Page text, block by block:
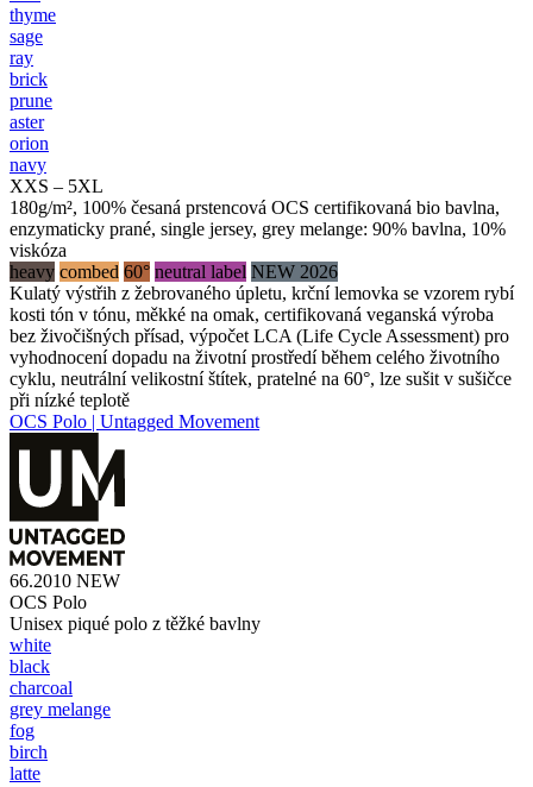
thyme
sage
ray
brick
prune
aster
orion
navy
XXS – 5XL
180g/m², 100% česaná prstencová OCS certifikovaná bio bavlna,
enzymaticky prané, single jersey, grey melange: 90% bavlna, 10%
viskóza
heavy combed 60° neutral label NEW 2026
Kulatý výstřih z žebrovaného úpletu, krční lemovka se vzorem rybí
kosti tón v tónu, měkké na omak, certifikovaná veganská výroba
bez živočišných přísad, výpočet LCA (Life Cycle Assessment) pro
vyhodnocení dopadu na životní prostředí během celého životního
cyklu, neutrální velikostní štítek, pratelné na 60°, lze sušit v sušičce
při nízké teplotě
OCS Polo | Untagged Movement
66.2010 NEW
OCS Polo
Unisex piqué polo z těžké bavlny
white
black
charcoal
grey melange
fog
birch
latte